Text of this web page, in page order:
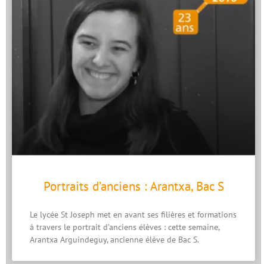
Portraits d’anciens : Arantxa, Bac S
Le lycée St Joseph met en avant ses filières et formations
à travers le portrait d’anciens élèves : cette semaine,
Arantxa Arguindeguy, ancienne élève de Bac S.